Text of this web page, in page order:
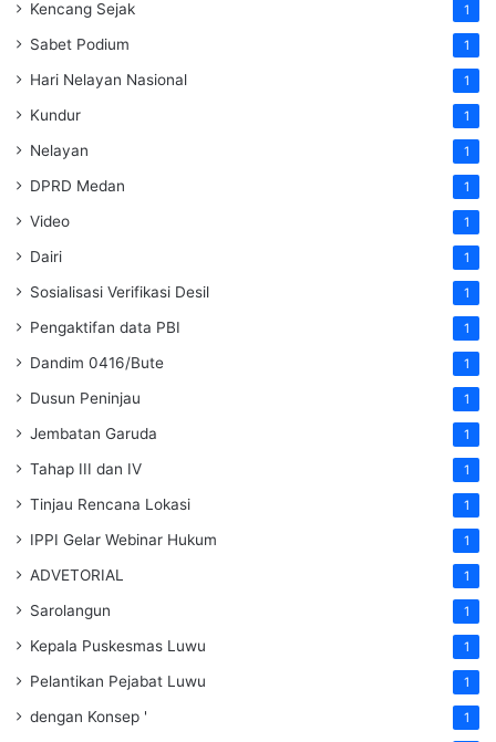
Kencang Sejak 1
Sabet Podium 1
Hari Nelayan Nasional 1
Kundur 1
Nelayan 1
DPRD Medan 1
Video 1
Dairi 1
Sosialisasi Verifikasi Desil 1
Pengaktifan data PBI 1
Dandim 0416/Bute 1
Dusun Peninjau 1
Jembatan Garuda 1
Tahap III dan IV 1
Tinjau Rencana Lokasi 1
IPPI Gelar Webinar Hukum 1
ADVETORIAL 1
Sarolangun 1
Kepala Puskesmas Luwu 1
Pelantikan Pejabat Luwu 1
dengan Konsep ' 1